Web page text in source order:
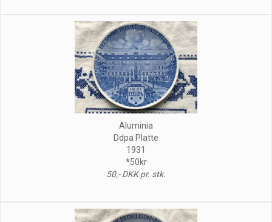
Aluminia
Ddpa Platte
1931
*50kr
50,- DKK pr. stk.